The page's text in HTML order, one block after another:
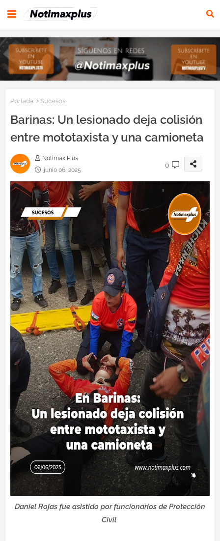
Portada Sucesos
Barinas: Un lesionado deja colisión
entre mototaxista y una camioneta
Notimax Plus
junio 06, 2025
0
Daniel Rojas fue asistido por funcionarios de Protección
Civil